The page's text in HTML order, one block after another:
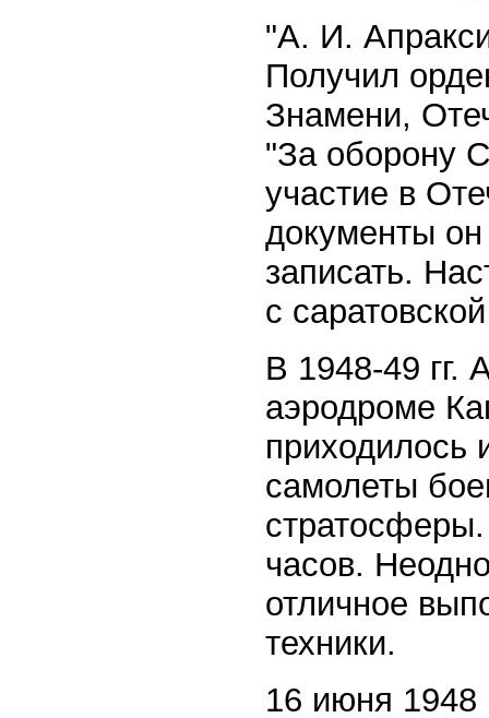
"А. И.
Получил
Знамени,
"За оборону
участие в
документы
записать.
с
В 1948-49 гг.
аэродроме
приходилось
самолеты
часов.
отличное
техники.
16 июня 1948